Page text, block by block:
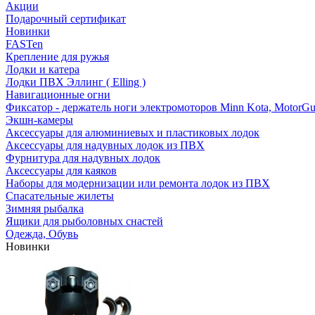
Акции
Подарочный сертификат
Новинки
FASTen
Крепление для ружья
Лодки и катера
Лодки ПВХ Эллинг ( Elling )
Навигационные огни
Фиксатор - держатель ноги электромоторов Minn Kota,
Экшн-камеры
Аксессуары для алюминиевых и пластиковых лодок
Аксессуары для надувных лодок из ПВХ
Фурнитура для надувных лодок
Аксессуары для каяков
Наборы для модернизации или ремонта лодок из ПВХ
Спасательные жилеты
Зимняя рыбалка
Ящики для рыболовных снастей
Одежда, Обувь
Новинки